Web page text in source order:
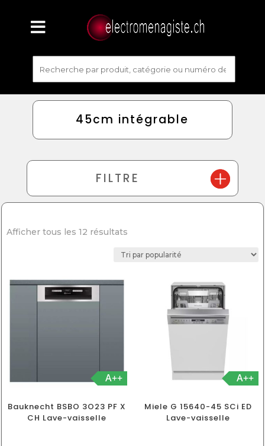
45cm intégrable
FILTRE
Afficher tous les 12 résultats
A++
Bauknecht BSBO 3O23 PF X
CH Lave-vaisselle
A++
Miele G 15640-45 SCi ED
Lave-vaisselle